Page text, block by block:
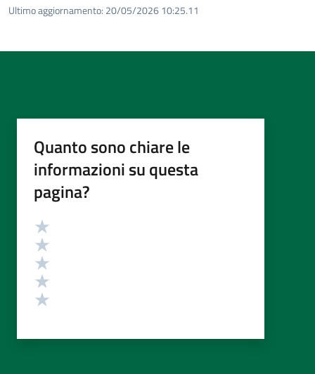
Ultimo aggiornamento: 20/05/2026 10:25.11
Quanto sono chiare le
informazioni su questa
pagina?
Valutazione